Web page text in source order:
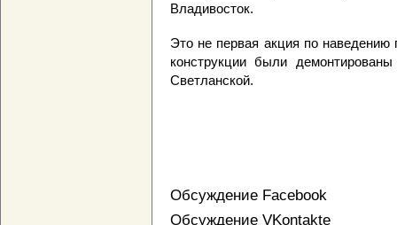
Владивосток.
Это не первая акция по
конструкции были
Светланской.
Обсуждение Facebook
Обсуждение VKontakte